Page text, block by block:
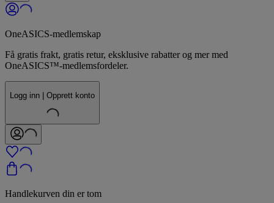
OneASICS-medlemskap
Få gratis frakt, gratis retur, eksklusive rabatter og mer med
OneASICS™-medlemsfordeler.
Logg inn | Opprett konto
Handlekurven din er tom